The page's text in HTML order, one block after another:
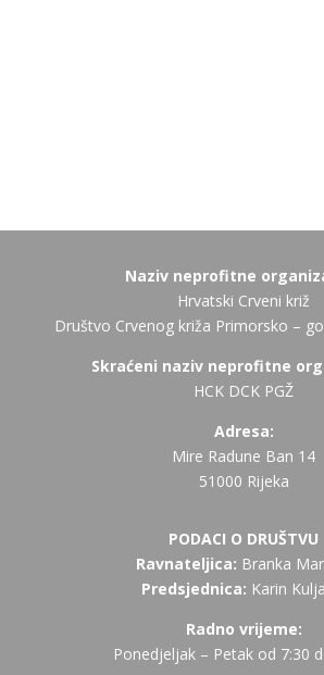
Naziv neprofitne
Hrvatski Crveni križ
Društvo Crvenog križa Primorsko –
Skraćeni naziv neprofitne
HCK DCK PGŽ
Adresa:
Mire Radune Ban 14
51000 Rijeka
PODACI O DRUŠTVU
Ravnateljica: Branka
Predsjednica: Karin
Radno vrijeme:
Ponedjeljak – Petak od 7:30